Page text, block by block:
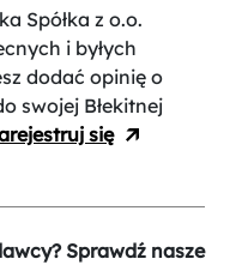
Spółka z o.o.
i byłych
dodać opinię o
swojej Błekitnej
się
Sprawdź nasze